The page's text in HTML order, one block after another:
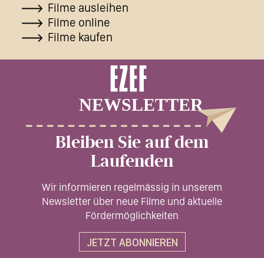
Filme ausleihen
Filme online
Filme kaufen
Bleiben Sie auf dem
Laufenden
Wir informieren regelmässig in unserem
Newsletter über neue Filme und aktuelle
Fördermöglichkeiten
JETZT ABONNIEREN